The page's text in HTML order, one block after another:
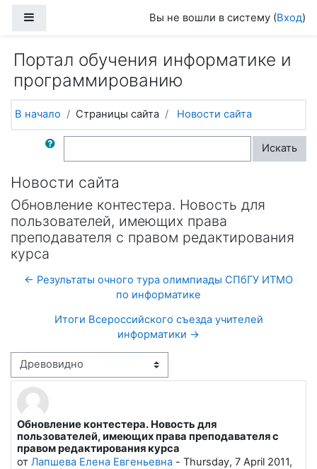
Вы не вошли в систему (Вход)
Портал обучения информатике и
программированию
В начало Страницы сайта Новости сайта
Поиск по форумам Искать
Новости сайта
Обновление контестера. Новость для
пользователей, имеющих права
преподавателя с правом редактирования
курса
← Результаты очного тура олимпиады СПбГУ ИТМО
по информатике
Итоги Всероссийского съезда учителей
информатики →
Режим отображения
Обновление контестера. Новость для
пользователей, имеющих права преподавателя с
правом редактирования курса
от Лапшева Елена Евгеньевна - Thursday, 7 April 2011,
Количество ответов: 0